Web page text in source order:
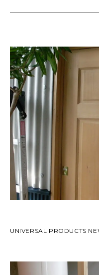
Blog(1466)
2026 (72)
2024(89)
2022
2020(198)
UNIVERSAL PRODUCTS